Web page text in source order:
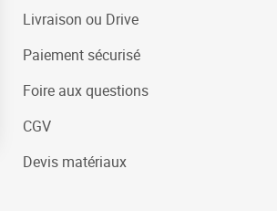
Livraison ou Drive
Paiement sécurisé
Foire aux questions
CGV
Devis matériaux